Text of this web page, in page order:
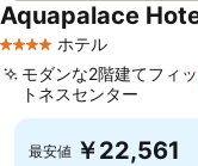
4 ホテルのランク
ホテル
Aquapalace
モダンな2階建てフィッ
トネスセンター
最安値 ￥22,561